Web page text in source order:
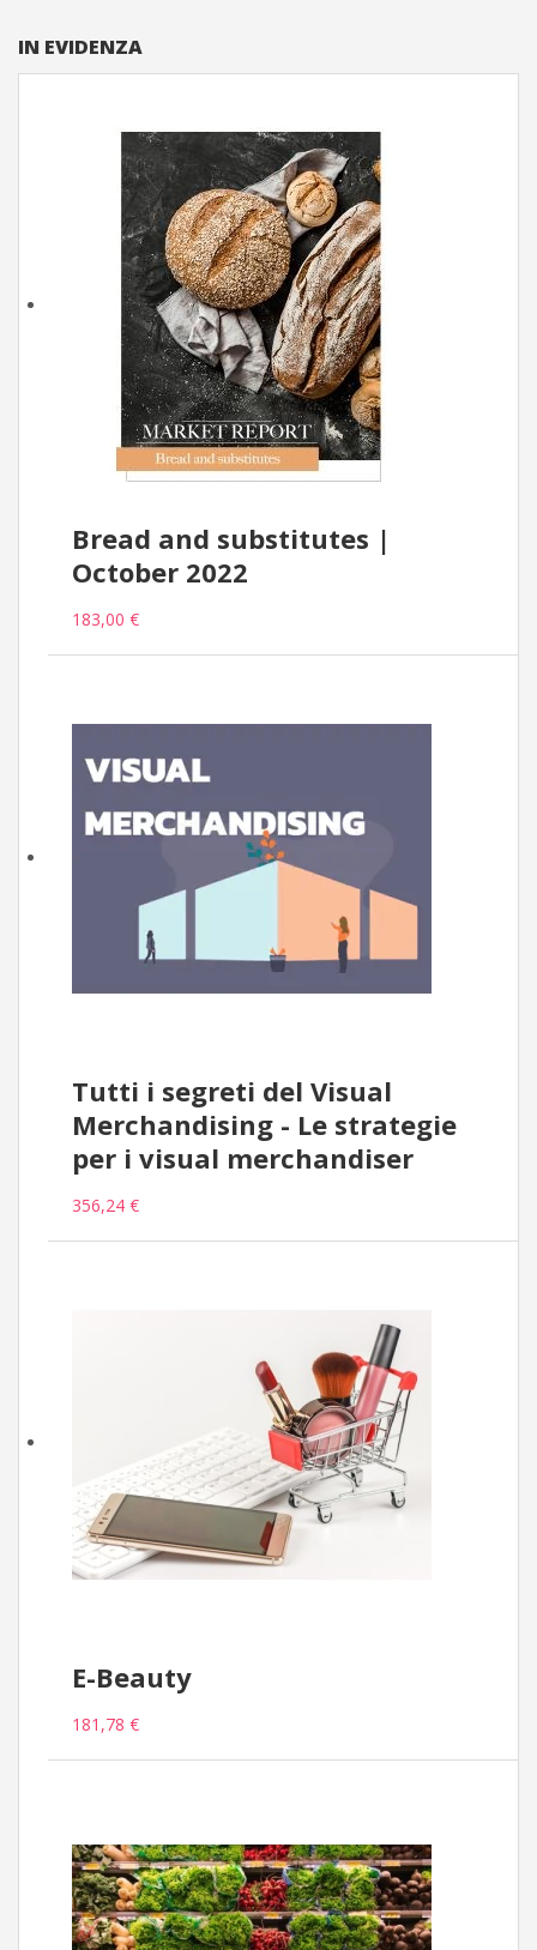
IN EVIDENZA
Bread and substitutes |
October 2022
183,00 €
Tutti i segreti del Visual
Merchandising - Le strategie
per i visual merchandiser
356,24 €
E-Beauty
181,78 €